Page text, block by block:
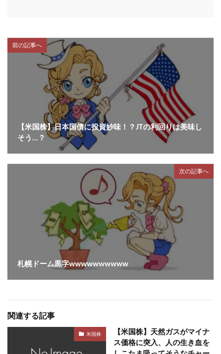
前の記事へ
【米国株】日本国債に投資妙味！？JTの利回りは美味し
そう…？
次の記事へ
札幌ドーム黒字wwwwwwwwww
関連する記事
米国株
【米国株】天然ガスがマイナ
ス価格に突入、人の生き血を